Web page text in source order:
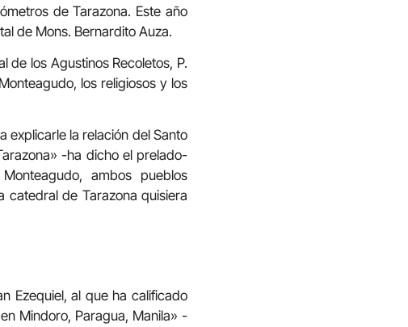
de Tarazona. Este año
de Mons. Bernardito Auza.
de los Agustinos Recoletos, P.
los religiosos y los
explicarle la relación del Santo
-ha dicho el prelado-
ambos pueblos
catedral de Tarazona quisiera
Ezequiel, al que ha calificado
Mindoro, Paragua, Manila» -